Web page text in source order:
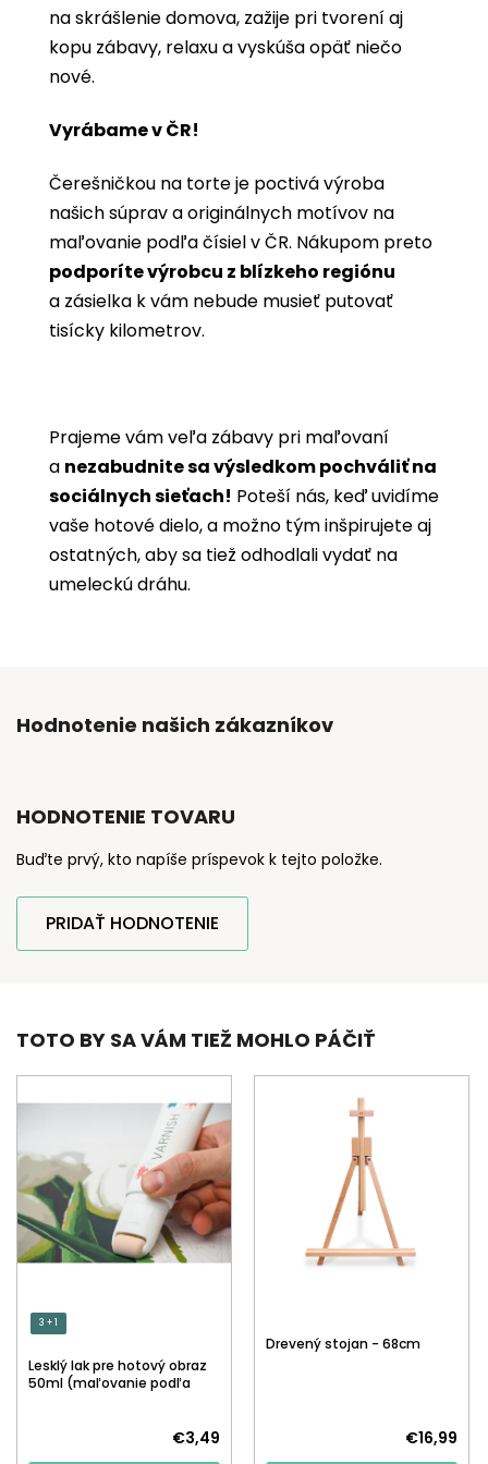
na skrášlenie domova, zažije pri tvorení aj
kopu zábavy, relaxu a vyskúša opäť niečo
nové.
Vyrábame v ČR!
Čerešničkou na torte je poctivá výroba
našich súprav a originálnych motívov na
maľovanie podľa čísiel v ČR. Nákupom preto
podporíte výrobcu z blízkeho regiónu
a zásielka k vám nebude musieť putovať
tisícky kilometrov.
Prajeme vám veľa zábavy pri maľovaní
a nezabudnite sa výsledkom pochváliť na
sociálnych sieťach! Poteší nás, keď uvidíme
vaše hotové dielo, a možno tým inšpirujete aj
ostatných, aby sa tiež odhodlali vydať na
umeleckú dráhu.
Hodnotenie našich zákazníkov
HODNOTENIE TOVARU
Buďte prvý, kto napíše príspevok k tejto položke.
PRIDAŤ HODNOTENIE
TOTO BY SA VÁM TIEŽ MOHLO PÁČIŤ
3 + 1
Lesklý lak pre hotový obraz
50ml (maľovanie podľa
€3,49
Drevený stojan - 68cm
€16,99